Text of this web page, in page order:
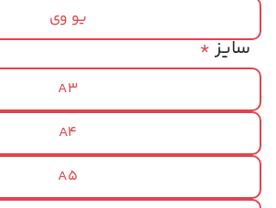
یو وی
*سایز
A3
A4
A5